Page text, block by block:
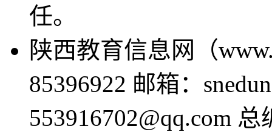
任。
陕西教育信息网（
85396922 邮箱：
553916702@qq.com